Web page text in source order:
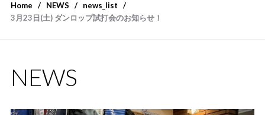
Home NEWS
news_list
3月23日(土) ダンロップ試打会のお知らせ！
NEWS